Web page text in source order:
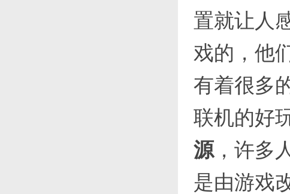
置就让人
戏的，他
有着很多
联机的好
源，许多
是由游戏